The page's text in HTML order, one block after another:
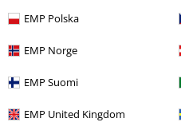
EMP Polska
EMP Norge
EMP Suomi
EMP United Kingdom
Altre Categorie. Altre Scelte.
Offerte % Serie TV & Film
Offerte % Uomo Abbigliamento